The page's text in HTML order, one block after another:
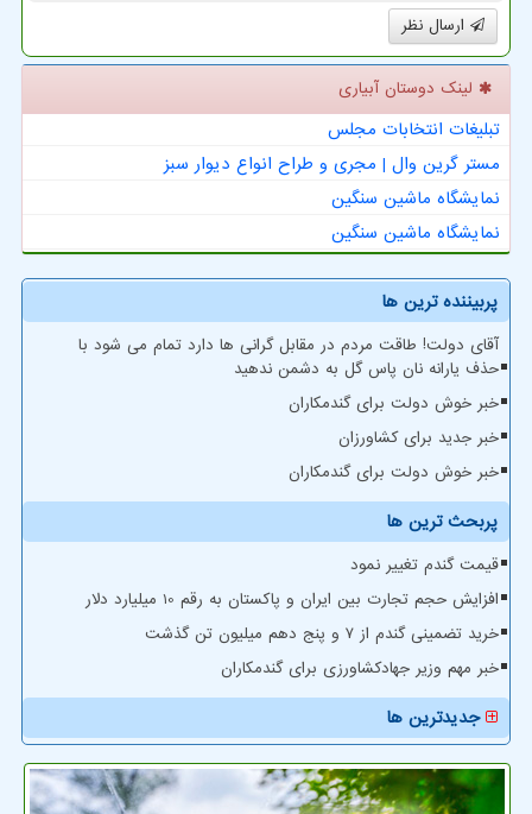
ارسال نظر
لینک دوستان آبیاری
تبلیغات انتخابات مجلس
مستر گرین وال | مجری و طراح انواع دیوار سبز
نمایشگاه ماشین سنگین
نمایشگاه ماشین سنگین
پربیننده ترین ها
آقای دولت! طاقت مردم در مقابل گرانی ها دارد تمام می شود با
حذف یارانه نان پاس گل به دشمن ندهید
خبر خوش دولت برای گندمکاران
خبر جدید برای کشاورزان
خبر خوش دولت برای گندمکاران
پربحث ترین ها
قیمت گندم تغییر نمود
افزایش حجم تجارت بین ایران و پاکستان به رقم 10 میلیارد دلار
خرید تضمینی گندم از ۷ و پنج دهم میلیون تن گذشت
خبر مهم وزیر جهادکشاورزی برای گندمکاران
جدیدترین ها